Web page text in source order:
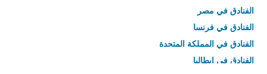
الفنادق في مصر
الفنادق في فرنسا
الفنادق في المملكة المتحدة
الفنادق في إيطاليا